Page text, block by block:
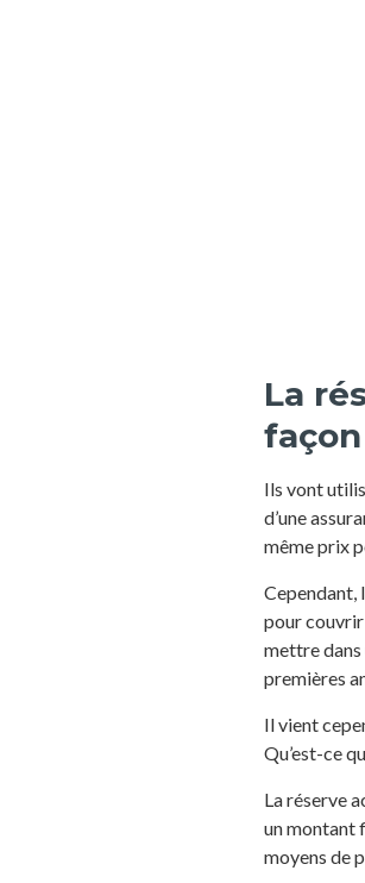
La
Ils vont
d’une
même prix
Cependant,
pour couvrir
mettre dans
premières
Il vient
Qu’est-ce
La réserve
un montant
moyens de